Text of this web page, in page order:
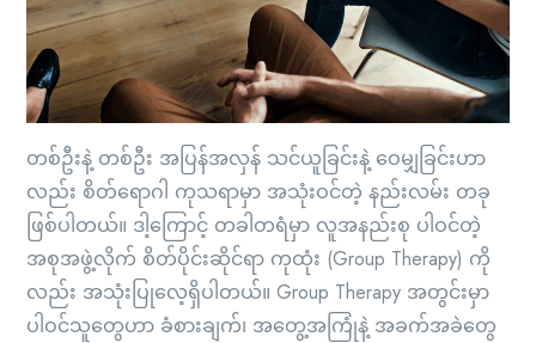
တစ်ဦးနဲ့ တစ်ဦး အပြန်အလှန် သင်ယူခြင်းနဲ့ ဝေမျှခြင်းဟာ
လည်း စိတ်ရောဂါ ကုသရာမှာ အသုံးဝင်တဲ့ နည်းလမ်း တခု
ဖြစ်ပါတယ်။ ဒါ့ကြောင့် တခါတရံမှာ လူအနည်းစု ပါဝင်တဲ့
အစုအဖွဲ့လိုက် စိတ်ပိုင်းဆိုင်ရာ ကုထုံး (Group Therapy) ကို
လည်း အသုံးပြုလေ့ရှိပါတယ်။ Group Therapy အတွင်းမှာ
ပါဝင်သူတွေဟာ ခံစားချက်၊ အတွေ့အကြုံနဲ့ အခက်အခဲတွေ